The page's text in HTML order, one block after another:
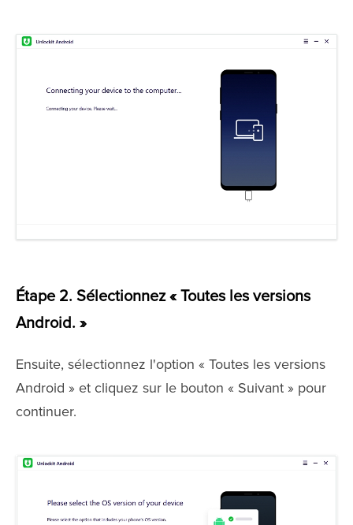
Étape 2. Sélectionnez « Toutes les versions
Android. »
Ensuite, sélectionnez l'option « Toutes les versions
Android » et cliquez sur le bouton « Suivant » pour
continuer.